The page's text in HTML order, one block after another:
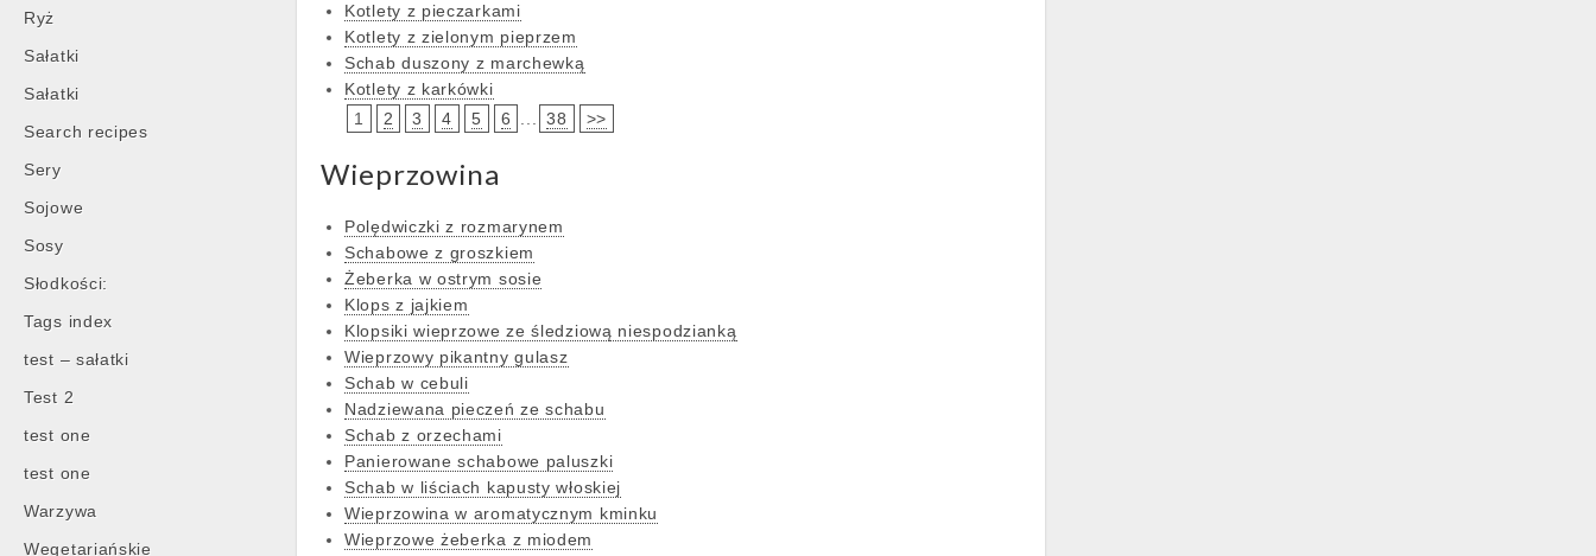
Ryż
Sałatki
Sałatki
Search recipes
Sery
Sojowe
Sosy
Słodkości:
Tags index
test – sałatki
Test 2
test one
test one
Warzywa
Wegetariańskie
Kotlety z pieczarkami
Kotlety z zielonym pieprzem
Schab duszony z marchewką
Kotlety z karkówki
1
2 3 4 5 6 38 >>
Wieprzowina
Polędwiczki z rozmarynem
Schabowe z groszkiem
Żeberka w ostrym sosie
Klops z jajkiem
Klopsiki wieprzowe ze śledziową niespodzianką
Wieprzowy pikantny gulasz
Schab w cebuli
Nadziewana pieczeń ze schabu
Schab z orzechami
Panierowane schabowe paluszki
Schab w liściach kapusty włoskiej
Wieprzowina w aromatycznym kminku
Wieprzowe żeberka z miodem